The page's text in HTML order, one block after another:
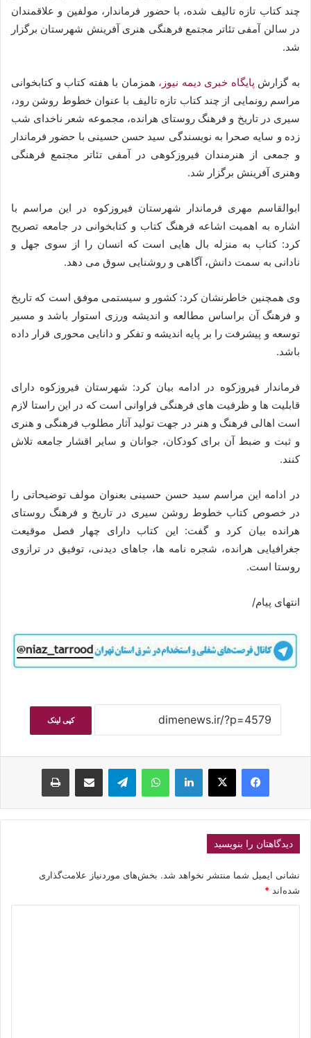
چند کتاب تازه تالیف شده، با حضور فرماندار، مولفین و علاقمندان
در سالن آمفی تئاتر مجتمع فرهنگی هنری آفرینش شهرستان برگزار
شد.
به گزارش پایگاه خبری دیمه نیوز، همزمان با هفته کتاب و کتابخوانی
مراسم رونمایی از چند کتاب تازه تالیف با عنوان خطوط روشن رود،
سیری در تاریخ و فرهنگ روستای هرانده، مجموعه شعر ناخدای شب
زده و سایه صحرا به نویسندگی سید حسن حسینی با حضور فرماندار
و جمعی از هنرمندان فیروزکوهی در آمفی تئاتر مجتمع فرهنگی
وهنری آفرینش برگزار شد.
ابوالقاسم مهری فرماندار شهرستان فیروزکوه در این مراسم با
اشاره به اهمیت اشاعه فرهنگ کتاب و کتابخوانی در جامعه تصریح
کرد: کتاب به منزله بال هایی است که انسان را از سوی جهل و
نادانی به سمت دانش، آگاهی و روشنایی سوق می دهد.
وی همچنین خاطرنشان کرد: کشور و سیستمی موفق است که تاریخ
و فرهنگ آن براساس مطالعه و اندیشه ورزی استوار باشد و مسیر
توسعه و پیشرفت را بر پایه اندیشه و تفکر و دانایی محوری قرار داده
باشد.
فرماندار فیروزکوه در ادامه بیان کرد: شهرستان فیروزکوه دارای
قابلیت ها و ظرفیت های فرهنگی فراوانی است که در این راستا لازم
است اهالی فرهنگ و هنر در جهت تولید آثار مطلوب فرهنگی و هنری
و ثبت و ضبط آن برای کودکان، جوانان و سایر اقشار جامعه تلاش
کنند.
در ادامه این مراسم سید حسن حسینی بعنوان مولف توضیحاتی را
در خصوص کتاب خطوط روشن سیری در تاریخ و فرهنگ روستای
هرانده بیان کرد و گفت: این کتاب دارای چهار فصل موقیعت
جغرافیایی هرانده، شجره نامه ها، جاهای دیدنی، توفیق در ترازوی
روستا است.
انتهای پیام/
کپی لینک
فیسبوکایکس لینکداین واتس آپ تلگرام اشتراک گذاری با ایمیل چاپ
دیدگاهتان را بنویسید
نشانی ایمیل شما منتشر نخواهد شد. بخش‌های موردنیاز علامت‌گذاری
شده‌اند *